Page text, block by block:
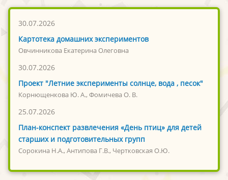
30.07.2026
Картотека домашних экспериментов
Овчинникова Екатерина Олеговна
30.07.2026
Проект "Летние эксперименты солнце, вода , песок"
Корнющенкова Ю. А., Фомичева О. В.
25.07.2026
План-конспект развлечения «День птиц» для детей
старших и подготовительных групп
Сорокина Н.А., Антипова Г.В., Чертковская О.Ю.